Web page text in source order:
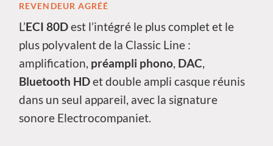
REVENDEUR AGRÉÉ
L’ECI 80Dest l’intégré le plus complet et le
plus polyvalent de la Classic Line :
amplification, préampli phono, DAC,
Bluetooth HDet double ampli casque réunis
dans un seul appareil, avec la signature
sonore Electrocompaniet.